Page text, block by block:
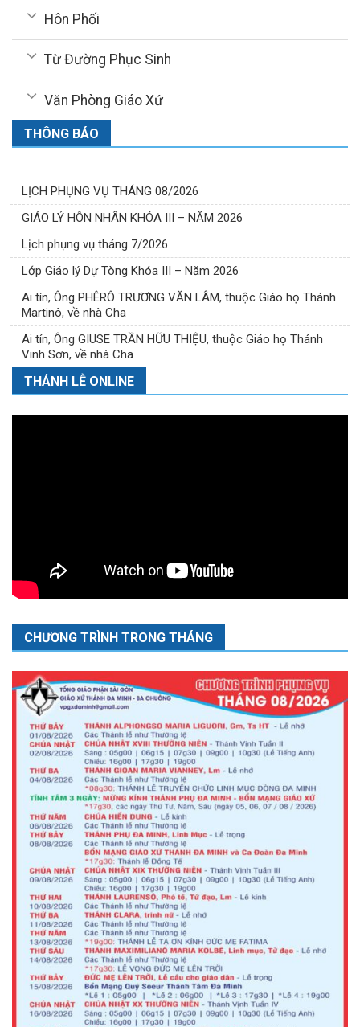
Hôn Phối
Từ Đường Phục Sinh
Văn Phòng Giáo Xứ
THÔNG BÁO
LỊCH PHỤNG VỤ THÁNG 08/2026
GIÁO LÝ HÔN NHÂN KHÓA III – NĂM 2026
Lịch phụng vụ tháng 7/2026
Lớp Giáo lý Dự Tòng Khóa III – Năm 2026
Ai tín, Ông PHÊRÔ TRƯƠNG VĂN LÂM, thuộc Giáo họ Thánh
Martinô, về nhà Cha
Ai tín, Ông GIUSE TRẦN HỮU THIỆU, thuộc Giáo họ Thánh
Vinh Sơn, về nhà Cha
THÁNH LỄ ONLINE
CHƯƠNG TRÌNH TRONG THÁNG